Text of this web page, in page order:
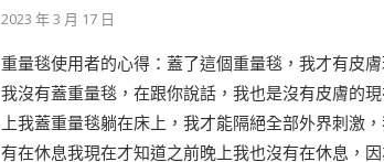
2023 年 3 月 17 日
重量毯使用者的心得：​蓋了這個重量毯，我才有皮
我沒有蓋重量毯，在跟你說話，我也是沒有皮膚的
上我蓋重量毯躺在床上，我才能隔絕全部外界刺激
有在休息我現在才知道之前晚上我也沒有在休息，